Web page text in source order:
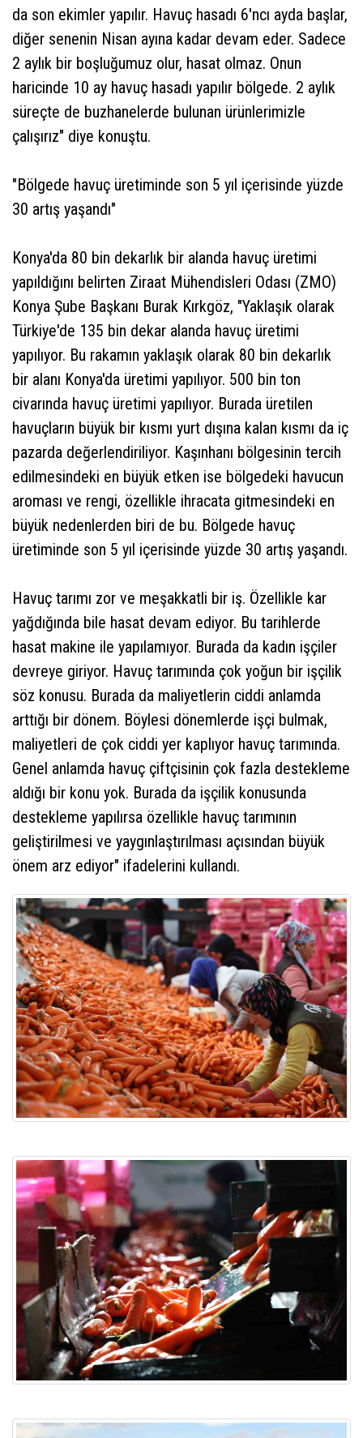
da son ekimler yapılır. Havuç hasadı 6'ncı ayda başlar,
diğer senenin Nisan ayına kadar devam eder. Sadece
2 aylık bir boşluğumuz olur, hasat olmaz. Onun
haricinde 10 ay havuç hasadı yapılır bölgede. 2 aylık
süreçte de buzhanelerde bulunan ürünlerimizle
çalışırız" diye konuştu.
"Bölgede havuç üretiminde son 5 yıl içerisinde yüzde
30 artış yaşandı"
Konya'da 80 bin dekarlık bir alanda havuç üretimi
yapıldığını belirten Ziraat Mühendisleri Odası (ZMO)
Konya Şube Başkanı Burak Kırkgöz, "Yaklaşık olarak
Türkiye'de 135 bin dekar alanda havuç üretimi
yapılıyor. Bu rakamın yaklaşık olarak 80 bin dekarlık
bir alanı Konya'da üretimi yapılıyor. 500 bin ton
civarında havuç üretimi yapılıyor. Burada üretilen
havuçların büyük bir kısmı yurt dışına kalan kısmı da iç
pazarda değerlendiriliyor. Kaşınhanı bölgesinin tercih
edilmesindeki en büyük etken ise bölgedeki havucun
aroması ve rengi, özellikle ihracata gitmesindeki en
büyük nedenlerden biri de bu. Bölgede havuç
üretiminde son 5 yıl içerisinde yüzde 30 artış yaşandı.
Havuç tarımı zor ve meşakkatli bir iş. Özellikle kar
yağdığında bile hasat devam ediyor. Bu tarihlerde
hasat makine ile yapılamıyor. Burada da kadın işçiler
devreye giriyor. Havuç tarımında çok yoğun bir işçilik
söz konusu. Burada da maliyetlerin ciddi anlamda
arttığı bir dönem. Böylesi dönemlerde işçi bulmak,
maliyetleri de çok ciddi yer kaplıyor havuç tarımında.
Genel anlamda havuç çiftçisinin çok fazla destekleme
aldığı bir konu yok. Burada da işçilik konusunda
destekleme yapılırsa özellikle havuç tarımının
geliştirilmesi ve yaygınlaştırılması açısından büyük
önem arz ediyor" ifadelerini kullandı.